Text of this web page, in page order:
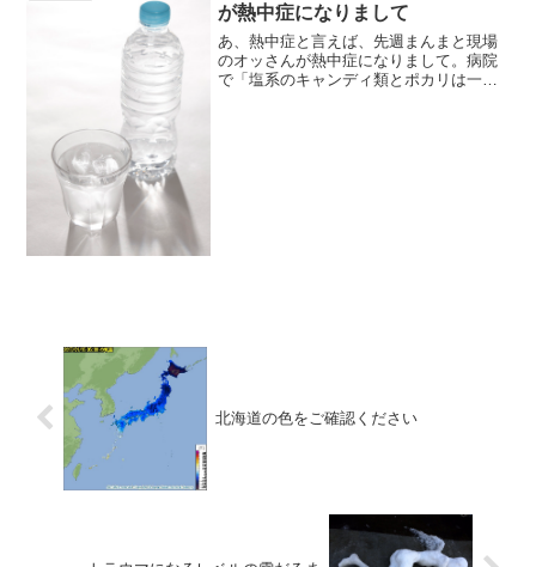
が熱中症になりまして
あ、熱中症と言えば、先週まんまと現場
のオッさんが熱中症になりまして。病院
で「塩系のキャンディ類とポカリは一緒
北海道の色をご確認ください